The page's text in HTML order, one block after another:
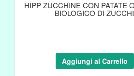
HIPP ZUCCHINE CON PATATE
BIOLOGICO DI
Aggiungi al Carrello